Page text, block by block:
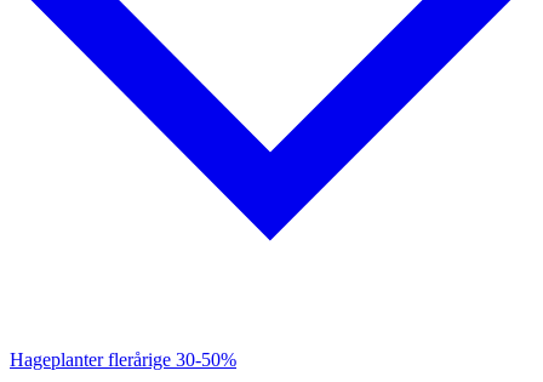
Hageplanter flerårige 30-50%